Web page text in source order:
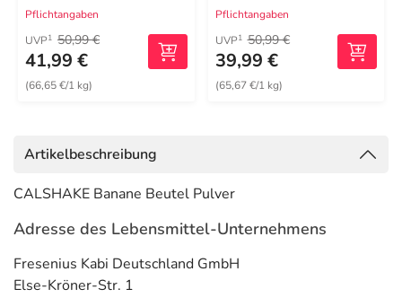
Pflichtangaben
UVP1 50,99 €
41,99 €
(66,65 €/1 kg)
Pflichtangaben
UVP1 50,99 €
39,99 €
(65,67 €/1 kg)
Artikelbeschreibung
CALSHAKE Banane Beutel Pulver
Adresse des Lebensmittel-Unternehmens
Fresenius Kabi Deutschland GmbH
Else-Kröner-Str. 1